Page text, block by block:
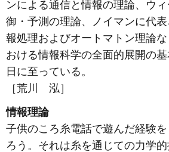
ンによる通信と情報の理論、ウ
御・予測の理論、ノイマンに代
報処理およびオートマトン理論
おける情報科学の全面的展開の
日に至っている。
［荒川 泓］
情報理論
子供のころ糸電話で遊んだ経験
ろう。それは糸を通じての力学